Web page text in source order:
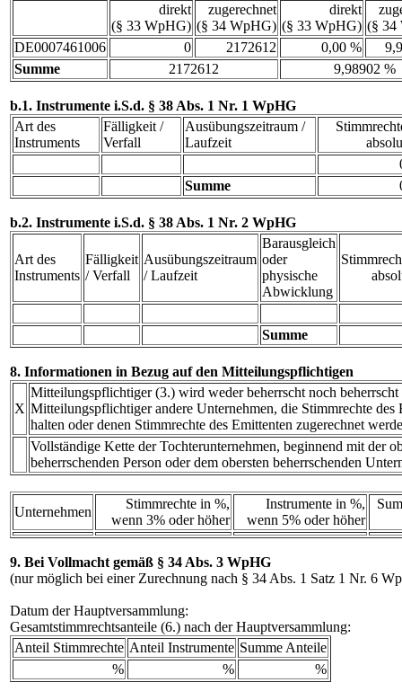
direkt
(§ 33 WpHG)
zugerechnet
(§ 34 WpHG)
direkt
(§ 33 WpHG) (§ 34
DE0007461006
0 2172612 0,00 %
Summe
2172612 9,98902 %
b.1. Instrumente i.S.d. § 38 Abs. 1 Nr. 1 WpHG
Art des
Instruments
Fälligkeit /
Verfall
Ausübungszeitraum /
Laufzeit
Summe
b.2. Instrumente i.S.d. § 38 Abs. 1 Nr. 2 WpHG
Art des
Instruments
Fälligkeit
/ Verfall
Ausübungszeitraum
/ Laufzeit
Barausgleich
oder
physische
Abwicklung
Summe
8. Informationen in Bezug auf den Mitteilungspflichtigen
X
Mitteilungspflichtiger (3.) wird weder beherrscht noch beherrscht
Mitteilungspflichtiger andere Unternehmen, die Stimmrechte des
halten oder denen Stimmrechte des Emittenten zugerechnet
Vollständige Kette der Tochterunternehmen, beginnend mit der
beherrschenden Person oder dem obersten beherrschenden
Unternehmen
Stimmrechte in %,
wenn 3% oder höher
Instrumente in %,
wenn 5% oder höher
9. Bei Vollmacht gemäß § 34 Abs. 3 WpHG
(nur möglich bei einer Zurechnung nach § 34 Abs. 1 Satz 1 Nr. 6
Datum der Hauptversammlung:
Gesamtstimmrechtsanteile (6.) nach der Hauptversammlung:
Anteil Stimmrechte Anteil Instrumente Summe Anteile
%
% %